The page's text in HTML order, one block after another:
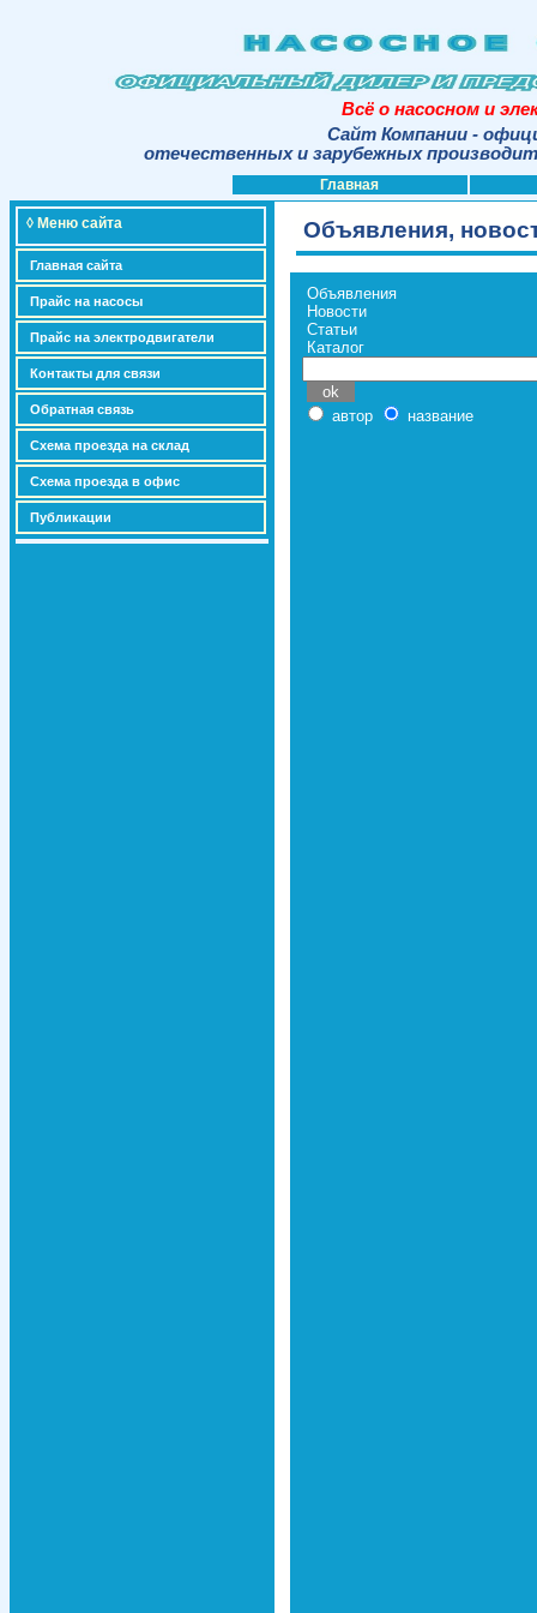
Всё о насосном и
Сайт Компании -
отечественных и зарубежных
Главная
◊ Меню сайта
Главная сайта
Прайс на насосы
Прайс на электродвигатели
Контакты для связи
Обратная связь
Схема проезда на склад
Схема проезда в офис
Публикации
Объявления,
Объявления
Новости
Статьи
Каталог
автор название